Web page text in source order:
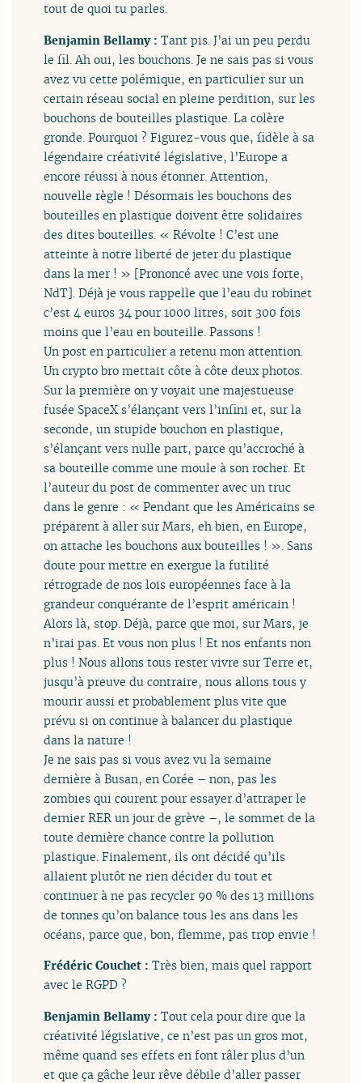
tout de quoi tu parles.
Benjamin Bellamy :Tant pis. J’ai un peu perdu
le fil. Ah oui, les bouchons. Je ne sais pas si vous
avez vu cette polémique, en particulier sur un
certain réseau social en pleine perdition, sur les
bouchons de bouteilles plastique. La colère
gronde. Pourquoi ? Figurez-vous que, fidèle à sa
légendaire créativité législative, l’Europe a
encore réussi à nous étonner. Attention,
nouvelle règle ! Désormais les bouchons des
bouteilles en plastique doivent être solidaires
des dites bouteilles. « Révolte ! C’est une
atteinte à notre liberté de jeter du plastique
dans la mer ! » [Prononcé avec une vois forte,
NdT]. Déjà je vous rappelle que l’eau du robinet
c’est 4 euros 34 pour 1000 litres, soit 300 fois
moins que l’eau en bouteille. Passons !
Un post en particulier a retenu mon attention.
Un crypto bro mettait côte à côte deux photos.
Sur la première on y voyait une majestueuse
fusée SpaceX s’élançant vers l’infini et, sur la
seconde, un stupide bouchon en plastique,
s’élançant vers nulle part, parce qu’accroché à
sa bouteille comme une moule à son rocher. Et
l’auteur du post de commenter avec un truc
dans le genre : « Pendant que les Américains se
préparent à aller sur Mars, eh bien, en Europe,
on attache les bouchons aux bouteilles ! ». Sans
doute pour mettre en exergue la futilité
rétrograde de nos lois européennes face à la
grandeur conquérante de l’esprit américain !
Alors là, stop. Déjà, parce que moi, sur Mars, je
n’irai pas. Et vous non plus ! Et nos enfants non
plus ! Nous allons tous rester vivre sur Terre et,
jusqu’à preuve du contraire, nous allons tous y
mourir aussi et probablement plus vite que
prévu si on continue à balancer du plastique
dans la nature !
Je ne sais pas si vous avez vu la semaine
dernière à Busan, en Corée – non, pas les
zombies qui courent pour essayer d’attraper le
dernier RER un jour de grève –, le sommet de la
toute dernière chance contre la pollution
plastique. Finalement, ils ont décidé qu’ils
allaient plutôt ne rien décider du tout et
continuer à ne pas recycler 90 % des 13 millions
de tonnes qu’on balance tous les ans dans les
océans, parce que, bon, flemme, pas trop envie !
Frédéric Couchet :Très bien, mais quel rapport
avec le RGPD ?
Benjamin Bellamy :Tout cela pour dire que la
créativité législative, ce n’est pas un gros mot,
même quand ses effets en font râler plus d’un
et que ça gâche leur rêve débile d’aller passer